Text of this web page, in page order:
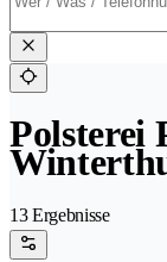
Polsterei
13 Ergebnisse